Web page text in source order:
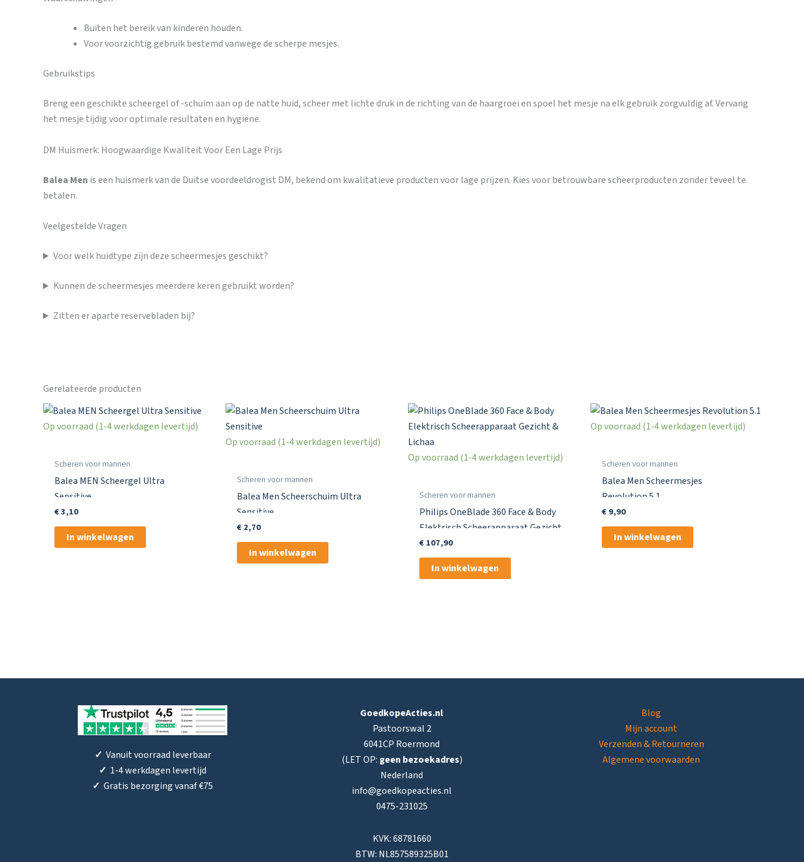
Buiten het bereik van kinderen houden.
Voor voorzichtig gebruik bestemd vanwege de scherpe mesjes.
Gebruikstips
Breng een geschikte scheergel of -schuim aan op de natte huid, scheer met lichte druk in de richting van de haargroei en spoel het mesje na elk gebruik zorgvuldig af. Vervang
het mesje tijdig voor optimale resultaten en hygiëne.
DM Huismerk: Hoogwaardige Kwaliteit Voor Een Lage Prijs
Balea Men is een huismerk van de Duitse voordeeldrogist DM, bekend om kwalitatieve producten voor lage prijzen. Kies voor betrouwbare scheerproducten zonder teveel te
betalen.
Veelgestelde Vragen
Voor welk huidtype zijn deze scheermesjes geschikt?
Kunnen de scheermesjes meerdere keren gebruikt worden?
Zitten er aparte reservebladen bij?
Gerelateerde producten
Op voorraad (1-4 werkdagen levertijd)
Scheren voor mannen
Balea MEN Scheergel Ultra
Sensitive
€3,10
In winkelwagen
Op voorraad (1-4 werkdagen levertijd)
Scheren voor mannen
Balea Men Scheerschuim Ultra
Sensitive
€2,70
In winkelwagen
Op voorraad (1-4 werkdagen levertijd)
Scheren voor mannen
Philips OneBlade 360 Face & Body
Elektrisch Scheerapparaat Gezicht
& Lichaa
€107,90
In winkelwagen
Op voorraad (1-4 werkdagen levertijd)
Scheren voor mannen
Balea Men Scheermesjes
Revolution 5.1
€9,90
In winkelwagen
✓ Vanuit voorraad leverbaar
✓ 1-4 werkdagen levertijd
✓ Gratis bezorging vanaf €75
GoedkopeActies.nl
Pastoorswal 2
6041CP Roermond
(LET OP: geen bezoekadres)
Nederland
info@goedkopeacties.nl
0475-231025
KVK: 68781660
BTW: NL857589325B01
Blog
Mijn account
Verzenden & Retourneren
Algemene voorwaarden